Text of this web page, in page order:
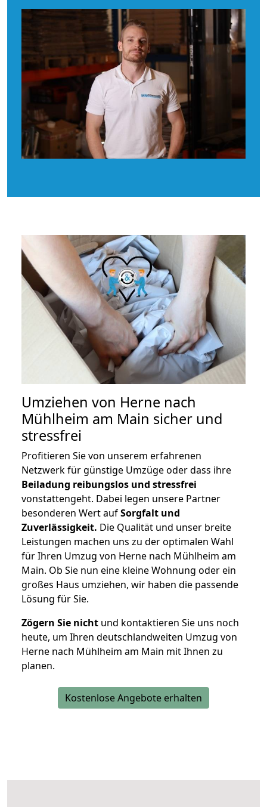
Umziehen von Herne nach
Mühlheim am Main sicher und
stressfrei
Profitieren Sie von unserem erfahrenen
Netzwerk für günstige Umzüge oder dass ihre
Beiladung reibungslos und stressfrei
vonstattengeht. Dabei legen unsere Partner
besonderen Wert aufSorgfalt und
Zuverlässigkeit. Die Qualität und unser breite
Leistungen machen uns zu der optimalen Wahl
für Ihren Umzug von Herne nach Mühlheim am
Main. Ob Sie nun eine kleine Wohnung oder ein
großes Haus umziehen, wir haben die passende
Lösung für Sie.
Zögern Sie nicht und kontaktieren Sie uns noch
heute, um Ihren deutschlandweiten Umzug von
Herne nach Mühlheim am Main mit Ihnen zu
planen.
Kostenlose Angebote erhalten